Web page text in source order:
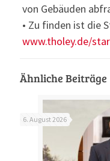
von Gebäuden
• Zu finden ist die
www.tholey.de/
Ähnliche Beiträge
6. August 2026